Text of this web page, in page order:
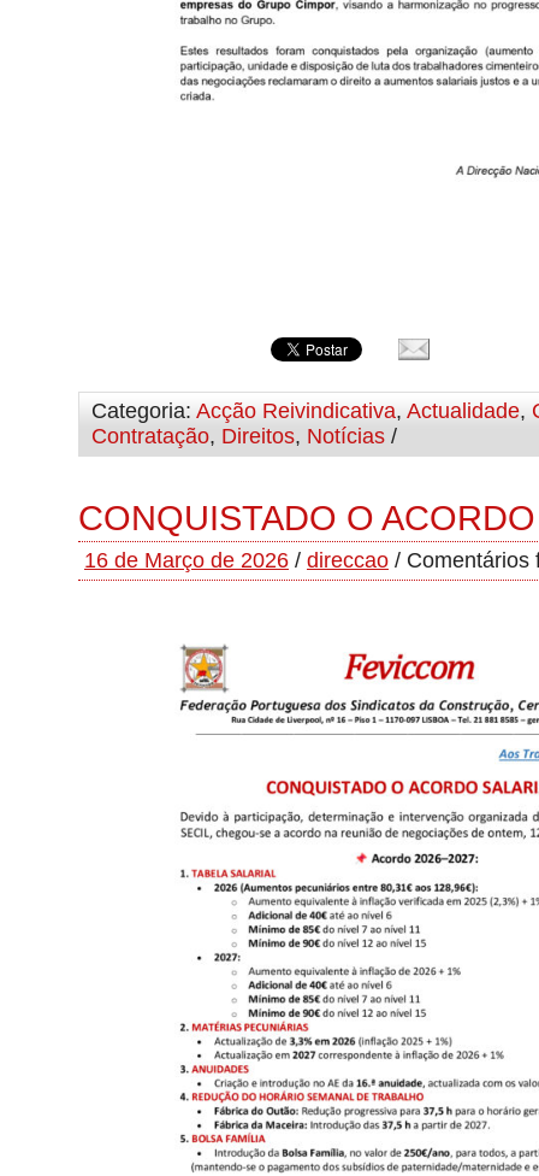
Categoria: Acção Reivindicativa, Actualidade,
Contratação, Direitos, Notícias /
CONQUISTADO O
16 de Março de 2026 / direccao / Comentários